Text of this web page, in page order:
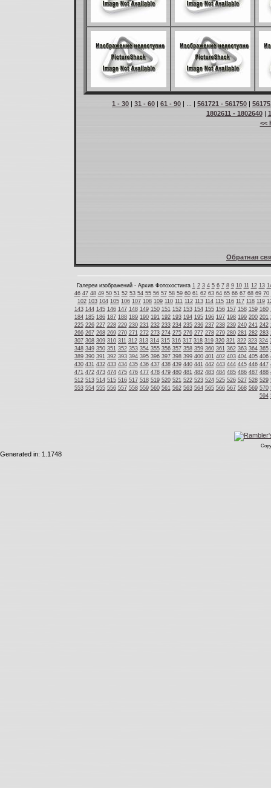
1 - 30 | 31 - 60 | 61 - 90 | ... | 561721 - 561750 |
1802611 - 1802640|
<<
Обратная
Галереи изображений - Архив Фотохостинга 1 2 3 4 5 6 7 8 9 10 11 12 13
46 47 48 49 50 51 52 53 54 55 56 57 58 59 60 61 62 63 64 65 66 67 68 69 70
102 103 104 105 106 107 108 109 110 111 112 113 114 115 116 117 118 119
143 144 145 146 147 148 149 150 151 152 153 154 155 156 157 158 159 160
184 185 186 187 188 189 190 191 192 193 194 195 196 197 198 199 200 201
225 226 227 228 229 230 231 232 233 234 235 236 237 238 239 240 241 242
266 267 268 269 270 271 272 273 274 275 276 277 278 279 280 281 282 283
307 308 309 310 311 312 313 314 315 316 317 318 319 320 321 322 323 324
348 349 350 351 352 353 354 355 356 357 358 359 360 361 362 363 364 365
389 390 391 392 393 394 395 396 397 398 399 400 401 402 403 404 405 406
430 431 432 433 434 435 436 437 438 439 440 441 442 443 444 445 446 447
471 472 473 474 475 476 477 478 479 480 481 482 483 484 485 486 487 488
512 513 514 515 516 517 518 519 520 521 522 523 524 525 526 527 528 529
553 554 555 556 557 558 559 560 561 562 563 564 565 566 567 568 569 570
594
Generated in: 1.1748